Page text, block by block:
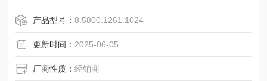
参数化可AC1JR0soft软件设置分辨率、方抗冲击1000m/s'(6
ms)』等于loog
向，警告、报警，预置位开关抗振动100m/s'(10-2000Hz)，
产品型号：8.5800.1261.1024
更新时间： 2025-06-05
厂商性质：经销商